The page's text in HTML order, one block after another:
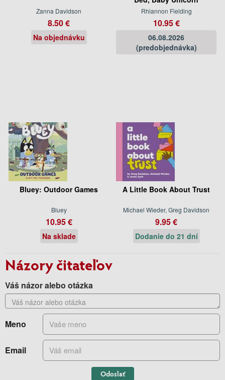
Zanna Davidson
8.50 €
Na objednávku
Rhiannon Fielding
10.95 €
06.08.2026
(predobjednávka)
Bluey: Outdoor Games
Bluey
10.95 €
Na sklade
A Little Book About Trust
Michael Wieder, Greg Davidson
9.95 €
Dodanie do 21 dní
Názory čitateľov
Váš názor alebo otázka
Meno
Email
Odoslať